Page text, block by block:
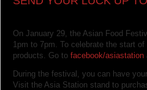
On January 29, the Asian Food
1pm to 7pm. To celebrate the start
products. Go to facebook/asiastation
During the festival, you can have
Visit the Asia Station stand to